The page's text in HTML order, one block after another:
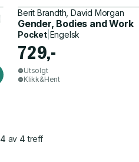
Berit Brandth, David Morgan
Gender, Bodies and Work
Pocket| Engelsk
729,-
Utsolgt
Klikk&Hent
4 av 4 treff